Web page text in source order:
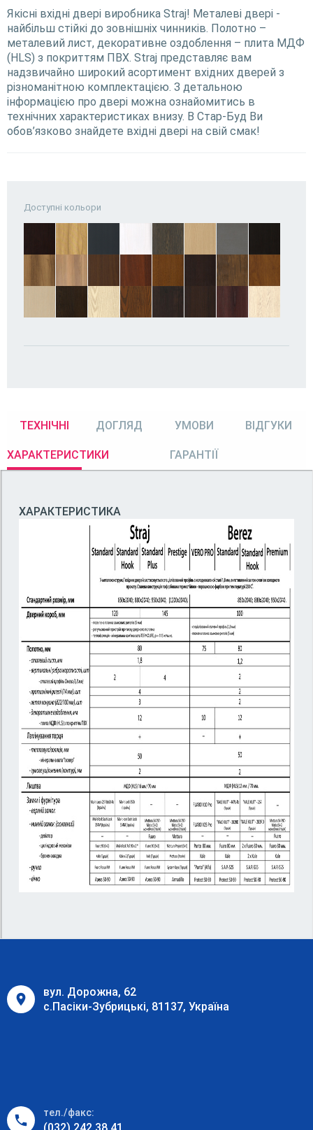
Якісні вхідні двері виробника Straj! Металеві двері -
найбільш стійкі до зовнішніх чинників. Полотно –
металевий лист, декоративне оздоблення – плита МДФ
(HLS) з покриттям ПВХ. Straj представляє вам
надзвичайно широкий асортимент вхідних дверей з
різноманітною комплектацією. З детальною
інформацією про двері можна ознайомитись в
технічних характеристиках внизу. В Стар-Буд Ви
обов’язково знайдете вхідні двері на свій смак!
Доступні кольори
ТЕХНІЧНІ
ХАРАКТЕРИСТИКИ
ДОГЛЯД УМОВИ
ГАРАНТІЇ
ВІДГУКИ
ХАРАКТЕРИСТИКА
вул. Дорожна, 62
с.Пасіки-Зубрицькі, 81137, Україна
тел./факс: